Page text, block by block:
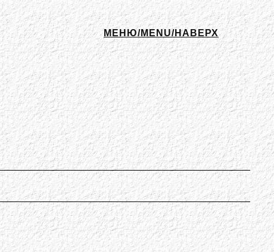
МЕНЮ/MENU/НАВЕРХ